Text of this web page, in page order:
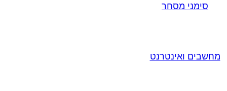
סימני מסחר
מחשבים ואינטרנט